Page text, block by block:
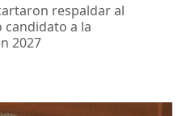
respaldar al
candidato a la
2027